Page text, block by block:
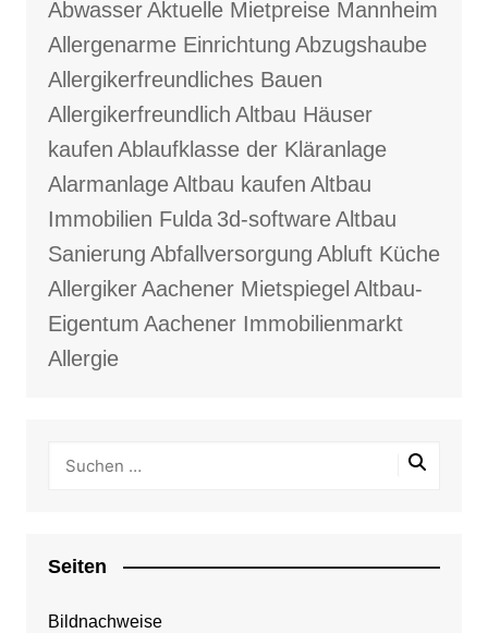
AbwasserAktuelle Mietpreise Mannheim
Allergenarme Einrichtung Abzugshaube
Allergikerfreundliches Bauen
Allergikerfreundlich Altbau Häuser
kaufen Ablaufklasse der Kläranlage
AlarmanlageAltbau kaufen Altbau
Immobilien Fulda 3d-softwareAltbau
Sanierung Abfallversorgung Abluft Küche
AllergikerAachener Mietspiegel Altbau-
Eigentum Aachener Immobilienmarkt
Allergie
Seiten
Bildnachweise